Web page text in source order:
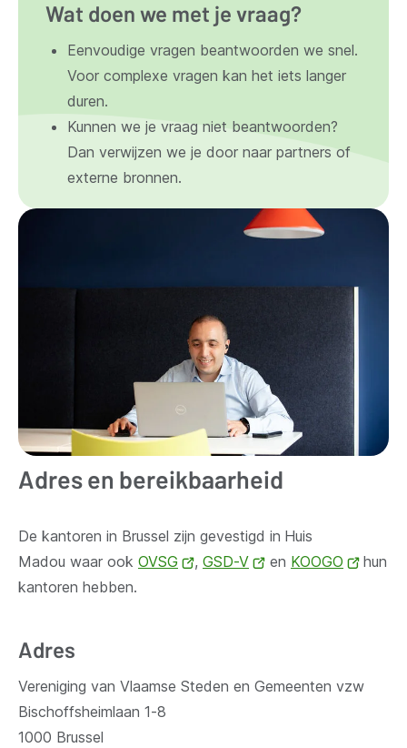
Wat doen we met je vraag?
Eenvoudige vragen beantwoorden we snel.
Voor complexe vragen kan het iets langer
duren.
Kunnen we je vraag niet beantwoorden?
Dan verwijzen we je door naar partners of
externe bronnen.
Adres en bereikbaarheid
De kantoren in Brussel zijn gevestigd in Huis
Madou waar ook OVSG
(opent
, GSD-V
(opent
en KOOGO
(opent
hun
kantoren hebben.
Adres
Vereniging van Vlaamse Steden en Gemeenten vzw
Bischoffsheimlaan 1-8
1000 Brussel